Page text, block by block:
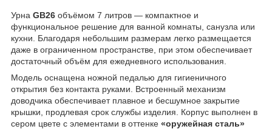
Урна GB26 объёмом 7 литров — компактное и
функциональное решение для ванной комнаты, санузла или
кухни. Благодаря небольшим размерам легко размещается
даже в ограниченном пространстве, при этом обеспечивает
достаточный объём для ежедневного использования.
Модель оснащена ножной педалью для гигиеничного
открытия без контакта руками. Встроенный механизм
доводчика обеспечивает плавное и бесшумное закрытие
крышки, продлевая срок службы изделия. Корпус выполнен в
сером цвете с элементами в оттенке «оружейная сталь»